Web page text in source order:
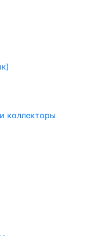
коллекторы